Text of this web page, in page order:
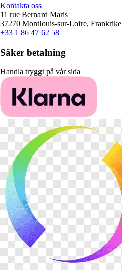
Kontakta oss
11 rue Bernard Maris
37270 Montlouis-sur-Loire, Frankrike
+33 1 86 47 62 58
Säker betalning
Handla tryggt på vår sida